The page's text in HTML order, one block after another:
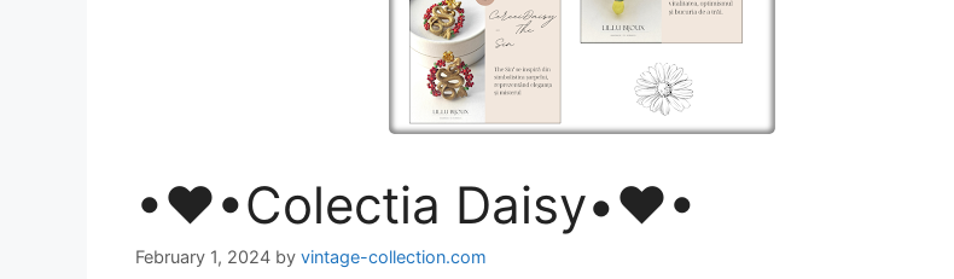
•♥•Colectia Daisy•♥•
February 1, 2024 by vintage-collection.com